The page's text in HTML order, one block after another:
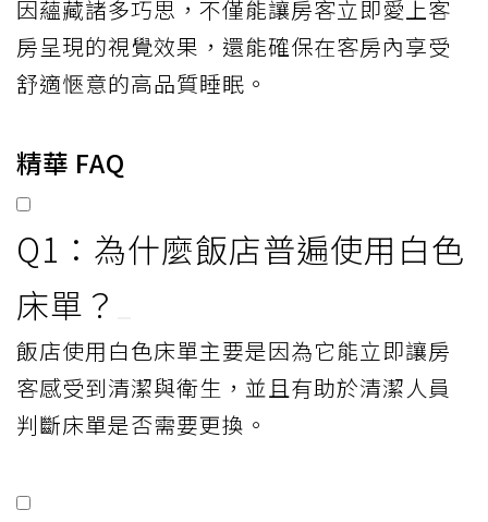
因蘊藏諸多巧思，不僅能讓房客立即愛上客
房呈現的視覺效果，還能確保在客房內享受
舒適愜意的高品質睡眠。
精華 FAQ
Q1：為什麼飯店普遍使用白色
床單？
飯店使用白色床單主要是因為它能立即讓房
客感受到清潔與衛生，並且有助於清潔人員
判斷床單是否需要更換。